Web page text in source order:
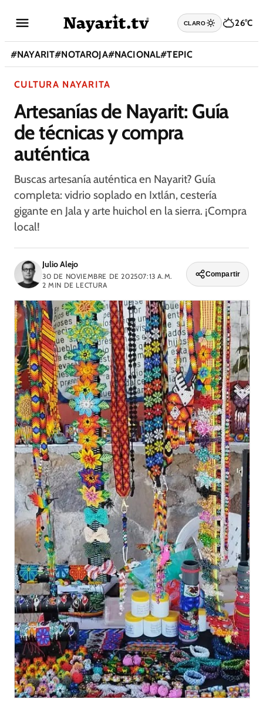
CLARO 26°C
#NAYARIT#NOTAROJA#NACIONAL#TEPIC
CULTURA NAYARITA
Artesanías de Nayarit: Guía
de técnicas y compra
auténtica
Buscas artesanía auténtica en Nayarit? Guía
completa: vidrio soplado en Ixtlán, cestería
gigante en Jala y arte huichol en la sierra. ¡Compra
local!
Julio Alejo
30 DE NOVIEMBRE DE 202507:13 A.M.
2 MIN DE LECTURA
Compartir